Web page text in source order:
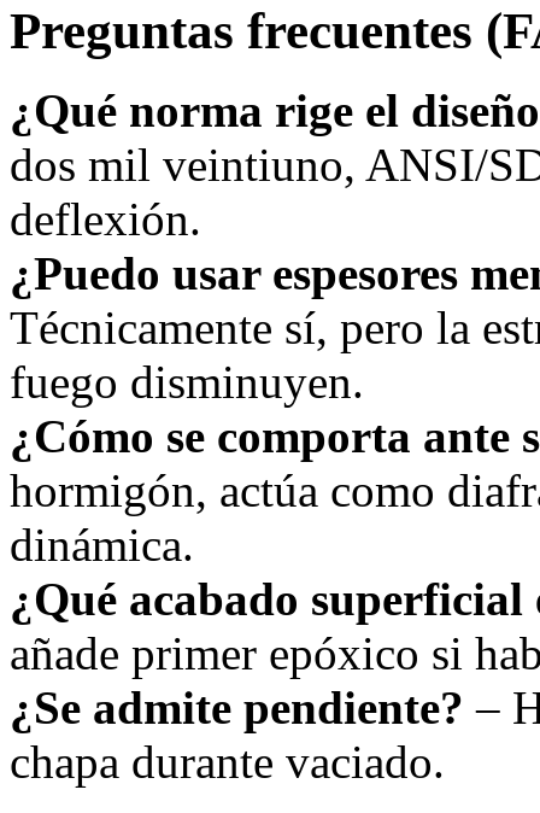
Preguntas frecuentes
¿Qué norma rige el
dos mil veintiuno, ANSI/
deflexión.
¿Puedo usar espesores
Técnicamente sí, pero la
fuego disminuyen.
¿Cómo se comporta ante
hormigón, actúa como
dinámica.
¿Qué acabado superficial
añade primer epóxico si
¿Se admite pendiente? –
chapa durante vaciado.